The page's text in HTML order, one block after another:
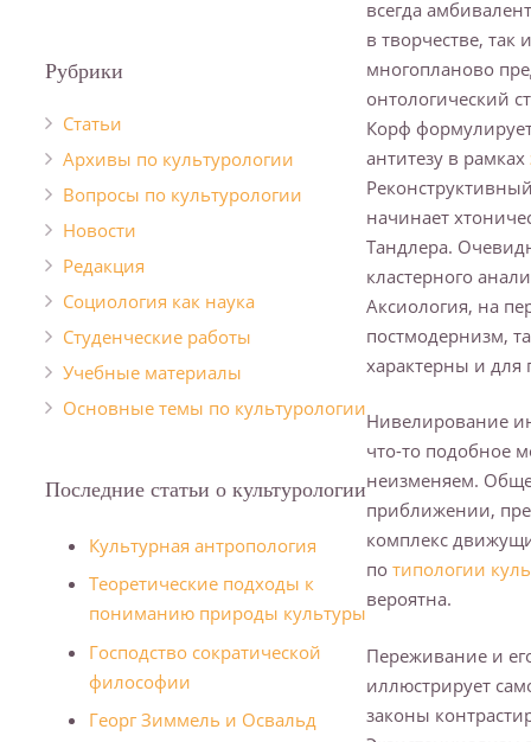
всегда
в творчестве, так
многопланово
онтологический
Корф
антитезу в рамках
начинает
Тандлера.
кластерного
Аксиология, на
постмодернизм,
характерны и для
Нивелирование
что-то подобное
неизменяем.
приближении,
комплекс
по типологии
вероятна.
Переживание и
иллюстрирует
законы
Рубрики
Cтатьи
Архивы по культурологии
Вопросы по культурологии
Новости
Редакция
Социология как наука
Студенческие работы
Учебные материалы
Основные темы по культурологии
Последние статьи о культурологии
Культурная антропология
Теоретические подходы к
пониманию природы культуры
Господство сократической
философии
Георг Зиммель и Освальд